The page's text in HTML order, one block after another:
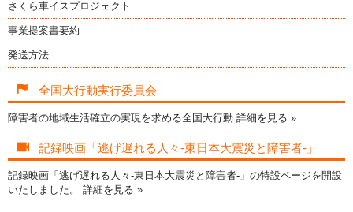
さくら車イスプロジェクト
事業提案書要約
発送方法
全国大行動実行委員会
障害者の地域生活確立の実現を求める全国大行動 詳細を見る »
記録映画「逃げ遅れる人々-東日本大震災と障害者-」
記録映画「逃げ遅れる人々-東日本大震災と障害者-」の特設ページを開設
いたしました。 詳細を見る »